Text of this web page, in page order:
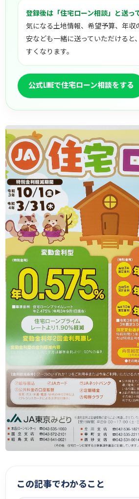
登録後は「住宅ローン相談」と送っ
気になる土地情報、希望予算、年収
安なども一緒に送っていただけると
すくなります。
公式LINEで住宅ローン相談をする
この記事でわかること